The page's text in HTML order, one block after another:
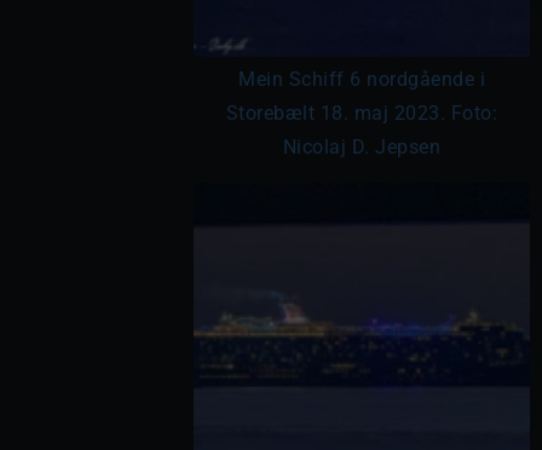
Mein Schiff 6 nordgående i
Storebælt 18. maj 2023. Foto:
Nicolaj D. Jepsen